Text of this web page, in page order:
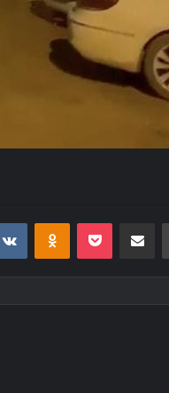
VKontakteOdnoklassniki
Pocket E-